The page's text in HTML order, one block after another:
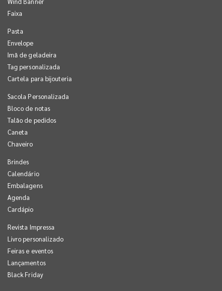
Faixa
Pasta
Envelope
Imã de geladeira
Tag personalizada
Cartela para bijouteria
Sacola Personalizada
Bloco de notas
Talão de pedidos
Caneta
Chaveiro
Brindes
Calendário
Embalagens
Agenda
Cardápio
Revista Impressa
Livro personalizado
Feiras e eventos
Lançamentos
Black Friday